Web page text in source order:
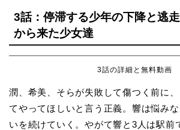
3話：停滞する少年の下降と逃
から来た少女達
3話の詳細と無料動画
潤、希美、そらが失敗して傷つく前に
てやってほしいと言う正義。響は悩み
いを続けていく。やがて響と3人は駅前